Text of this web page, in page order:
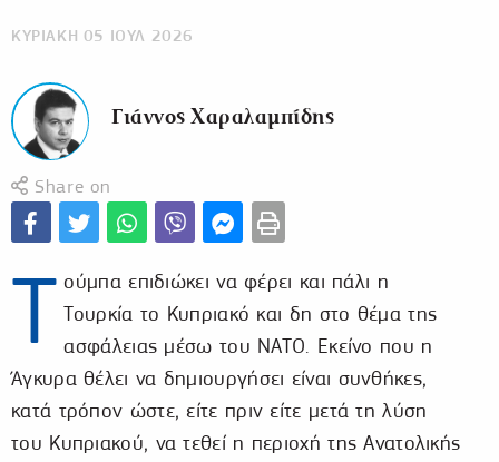
ΚΥΡΙΑΚΗ 05 ΙΟΥΛ 2026
Γιάννος Χαραλαμπίδης
Share on
Τ ούμπα επιδιώκει να φέρει και πάλι η
Τουρκία το Κυπριακό και δη στο θέμα της
ασφάλειας μέσω του ΝΑΤΟ. Εκείνο που η
Άγκυρα θέλει να δημιουργήσει είναι συνθήκες,
κατά τρόπον ώστε, είτε πριν είτε μετά τη λύση
του Κυπριακού, να τεθεί η περιοχή της Ανατολικής